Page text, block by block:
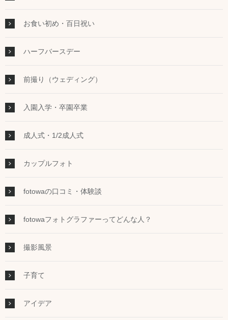
お食い初め・百日祝い
ハーフバースデー
前撮り（ウェディング）
入園入学・卒園卒業
成人式・1/2成人式
カップルフォト
fotowaの口コミ・体験談
fotowaフォトグラファーってどんな人？
撮影風景
子育て
アイデア